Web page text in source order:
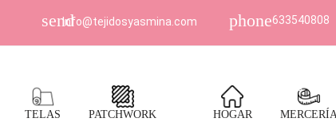
sendInfo@tejidosyasmina.com phone633540808
TELAS PATCHWORK HOGAR MERCERÍA